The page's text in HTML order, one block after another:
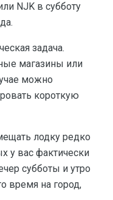
NJK в субботу
задача.
магазины или
можно
короткую
лодку редко
у вас фактически
субботы и утро
время на город,